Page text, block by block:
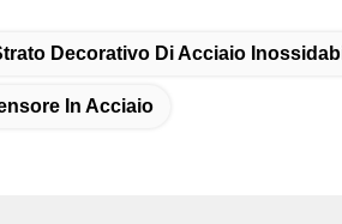
Decorativo Di Acciaio
In Acciaio